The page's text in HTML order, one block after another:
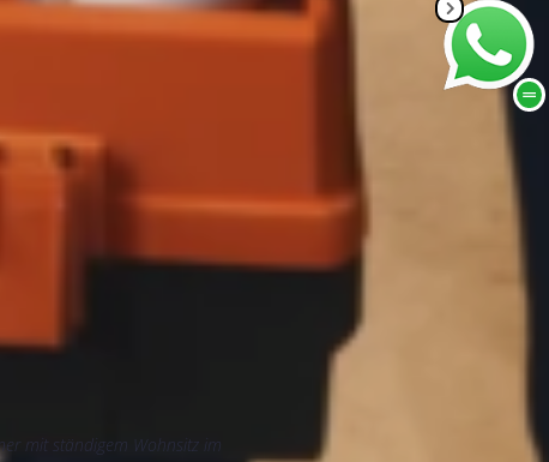
mit ständigem Wohnsitz im